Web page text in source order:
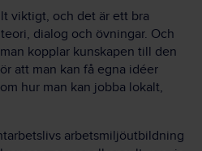
viktigt, och det är ett bra
dialog och övningar. Och
kopplar kunskapen till den
att man kan få egna idéer
hur man kan jobba lokalt,
arbetsmiljöutbildning